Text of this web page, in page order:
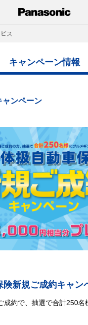
ス
キャンペーン情報
ャンペーン
険新規ご成約キャン
成約で、抽選で合計250